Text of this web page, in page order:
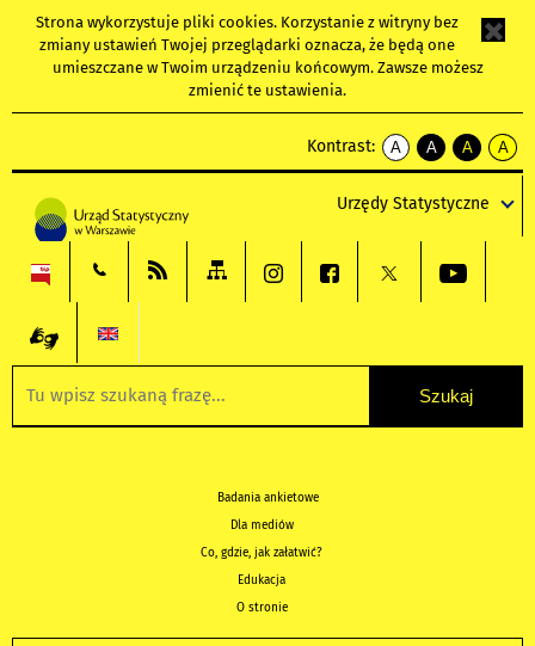
Strona wykorzystuje pliki cookies. Korzystanie z witryny bez
zmiany ustawień Twojej przeglądarki oznacza, że będą one
umieszczane w Twoim urządzeniu końcowym. Zawsze możesz
zmienić te ustawienia.
Kontrast:
A
kontrast
A
kontrast
tekst
czarnym
A
kontrast
tekst
czarnym
A
tekst
żółtym
Urzędy Statystyczne
Badania ankietowe
Dla mediów
Co, gdzie, jak załatwić?
Edukacja
O stronie